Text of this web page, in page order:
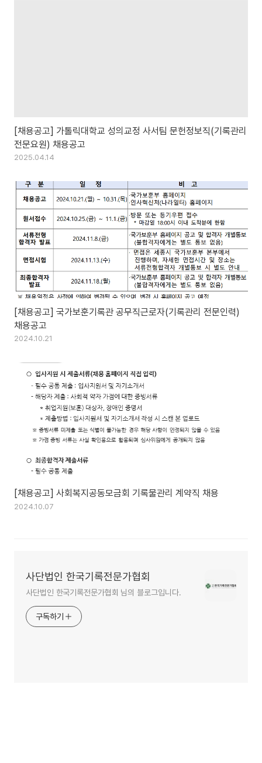
[채용공고] 가톨릭대학교 성의교정 사서팀 문헌정보직(기록관리
전문요원) 채용공고
2025.04.14
[채용공고] 국가보훈기록관 공무직근로자(기록관리 전문인력)
채용공고
2024.10.21
[채용공고] 사회복지공동모금회 기록물관리 계약직 채용
2024.10.07
사단법인 한국기록전문가협회
사단법인 한국기록전문가협회 님의 블로그입니다.
구독하기